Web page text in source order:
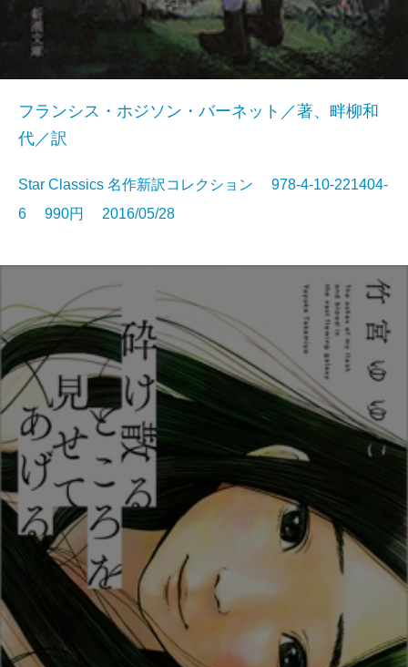
フランシス・ホジソン・バーネット／著、畔柳和
代／訳
Star Classics 名作新訳コレクション 978-4-10-221404-
6 990円 2016/05/28